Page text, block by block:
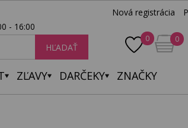
Nová registrácia
0 0
- 16:00
HĽADAŤ
ZĽAVY DARČEKY ZNAČKY